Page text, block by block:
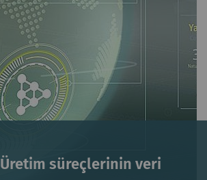
Üretim süreçlerinin veri